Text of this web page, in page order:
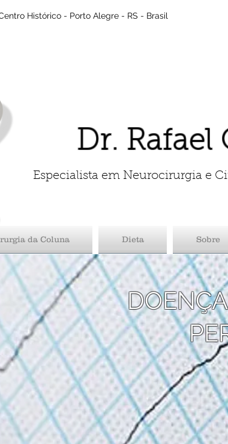
Histórico - Porto Alegre - RS - Brasil
Dr. Rafael
Especialista em Neurocirurgia e
da Coluna Dieta Sobre